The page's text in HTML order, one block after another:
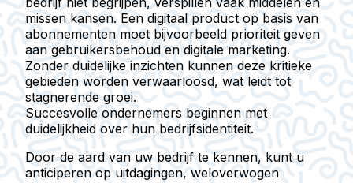
missen kansen. Een digitaal product op basis van
abonnementen moet bijvoorbeeld prioriteit geven
aan gebruikersbehoud en digitale marketing.
Zonder duidelijke inzichten kunnen deze kritieke
gebieden worden verwaarloosd, wat leidt tot
stagnerende groei.
Succesvolle ondernemers beginnen met
duidelijkheid over hun bedrijfsidentiteit.
Door de aard van uw bedrijf te kennen, kunt u
anticiperen op uitdagingen, weloverwogen